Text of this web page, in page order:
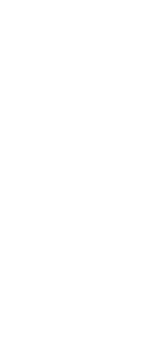
areiou-